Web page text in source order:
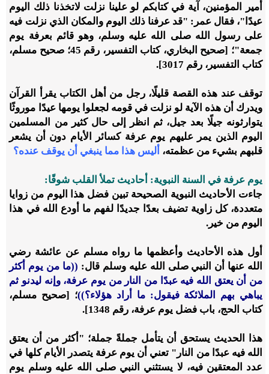
أمير المؤمنين، آية في كتابكم لو علينا نزلت لاتخذنا ذلك اليوم
عيدًا"، فقال عمر: "قد عرفنا ذلك اليوم والمكان الذي نزلت فيه
على رسول الله صلى الله عليه وسلم، وهو قائم بعرفة يوم
جمعة"؛ [صحيح البخاري، كتاب التفسير، رقم 45؛ صحيح مسلم،
كتاب التفسير، رقم 3017].
توقف عند هذه القصة قليلًا، رجل من أهل الكتاب يقرأ القرآن
ويدرك أن هذه الآية لو نزلت في قومه لجعلوا يومها عيدًا موروثًا
يتوارثونه جيلًا بعد جيل، ثم انظر إلى حال كثير من المسلمين
اليوم الذين يمر عليهم يوم عرفة كسائر الأيام دون أن يشعر
قلبهم بشيء من عظمته، أليس هذا مما ينبغي أن يوقف عنده؟
يوم عرفة في السنة النبوية: أحاديث تملأ القلب شوقًا:
جاءت الأحاديث النبوية الصحيحة تبين فضل هذا اليوم من زوايا
متعددة، كل زاوية تضيف بعدًا جديدًا لفهم ما أودع الله في هذا
اليوم من خير.
أول هذه الأحاديث وأعظمها ما رواه مسلم عن عائشة رضي
الله عنها أن النبي صلى الله عليه وسلم قال: ((ما من يوم أكثر
من أن يعتق الله فيه عبدًا من النار من يوم عرفة، وإنه ليدنو ثم
يباهي بهم الملائكة فيقول: ما أراد هؤلاء؟))؛ [صحيح مسلم،
كتاب الحج، باب فضل يوم عرفة، رقم 1348].
هذا الحديث يستحق أن يتأمل جملةً جملة؛ "أكثر من أن يعتق
الله فيه عبدًا من النار" تعني أن يوم عرفة يتصدر الأيام كلها في
عدد المعتقين فيه، لا يستثني النبي صلى الله عليه وسلم يوم